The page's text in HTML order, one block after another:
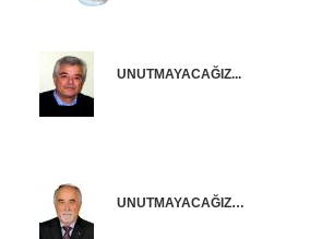
UNUTMAYACAĞIZ...
UNUTMAYACAĞIZ…